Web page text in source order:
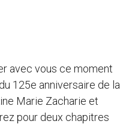
avec vous ce moment
125e anniversaire de la
Marie Zacharie et
pour deux chapitres